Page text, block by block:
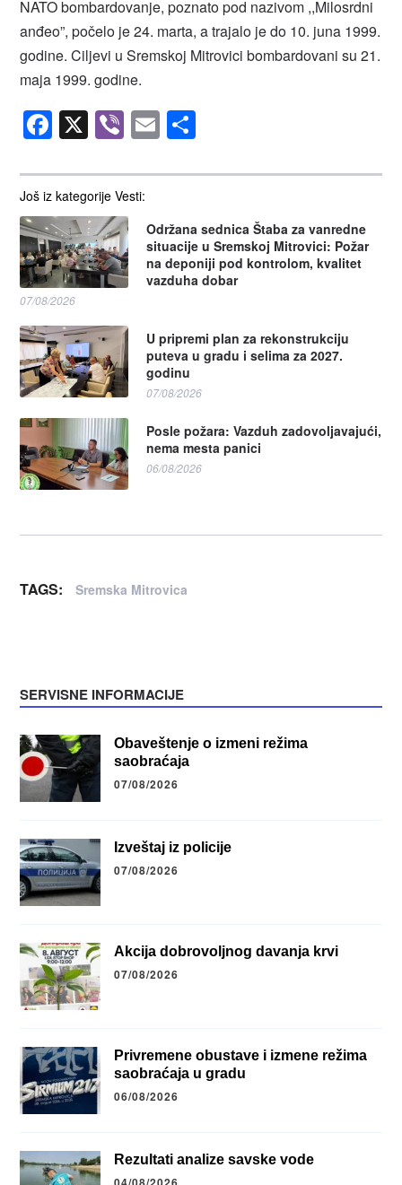
Još iz kategorije Vesti:
Održana sednica Štaba za vanredne
situacije u Sremskoj Mitrovici: Požar
na deponiji pod kontrolom, kvalitet
vazduha dobar
07/08/2026
U pripremi plan za rekonstrukciju
puteva u gradu i selima za 2027.
godinu
07/08/2026
Posle požara: Vazduh zadovoljavajući,
nema mesta panici
06/08/2026
NATO bombardovanje, poznato pod nazivom ,,Milosrdni
anđeo”, počelo je 24. marta, a trajalo je do 10. juna 1999.
godine. Ciljevi u Sremskoj Mitrovici bombardovani su 21.
maja 1999. godine.
Facebook
X ViberEmail
TAGS: Sremska Mitrovica
SERVISNE INFORMACIJE
Obaveštenje o izmeni režima
saobraćaja
07/08/2026
Izveštaj iz policije
07/08/2026
Akcija dobrovoljnog davanja krvi
07/08/2026
Privremene obustave i izmene režima
saobraćaja u gradu
06/08/2026
Rezultati analize savske vode